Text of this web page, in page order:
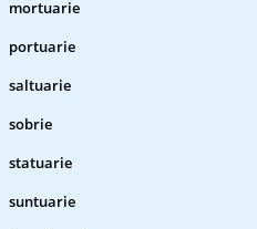
mortuarie
portuarie
saltuarie
sobrie
statuarie
suntuarie